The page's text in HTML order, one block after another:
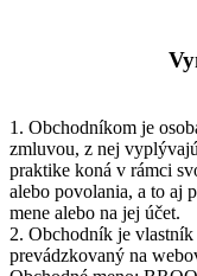
1. Obchodníkom je
zmluvou, z nej
praktike koná v rámci
alebo povolania, a to aj
mene alebo na jej účet.
2. Obchodník je
prevádzkovaný na